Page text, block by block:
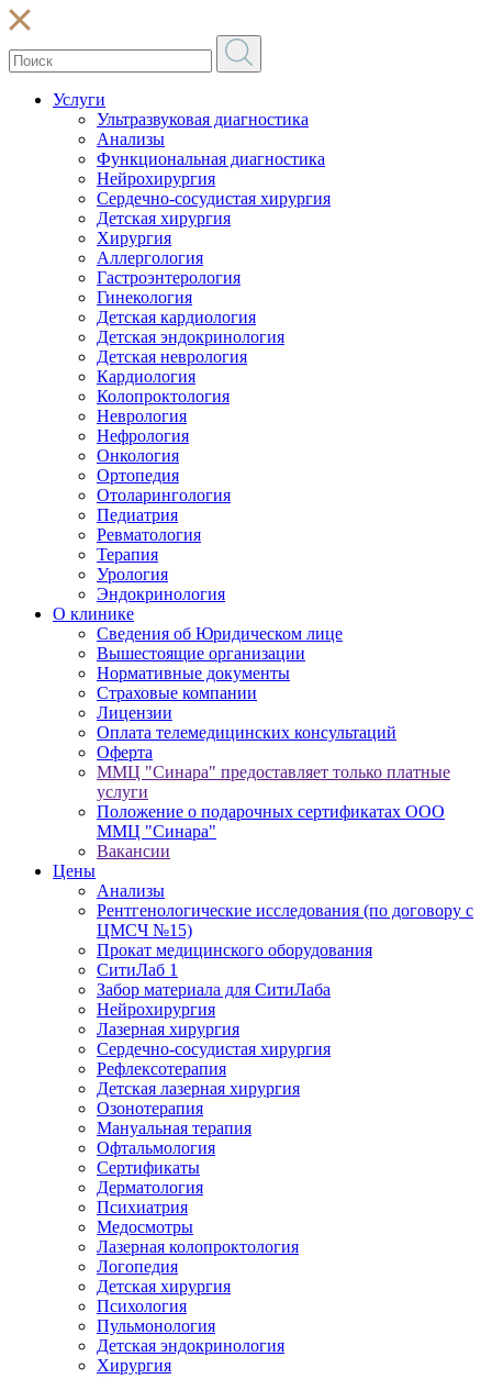
Услуги
Ультразвуковая диагностика
Анализы
Функциональная диагностика
Нейрохирургия
Сердечно-сосудистая хирургия
Детская хирургия
Хирургия
Аллергология
Гастроэнтерология
Гинекология
Детская кардиология
Детская эндокринология
Детская неврология
Кардиология
Колопроктология
Неврология
Нефрология
Онкология
Ортопедия
Отоларингология
Педиатрия
Ревматология
Терапия
Урология
Эндокринология
О клинике
Сведения об Юридическом лице
Вышестоящие организации
Нормативные документы
Cтраховые компании
Лицензии
Оплата телемедицинских консультаций
Оферта
ММЦ "Синара" предоставляет только платные
услуги
Положение о подарочных сертификатах ООО
ММЦ "Синара"
Вакансии
Цены
Анализы
Рентгенологические исследования (по договору с
ЦМСЧ №15)
Прокат медицинского оборудования
СитиЛаб 1
Забор материала для СитиЛаба
Нейрохирургия
Лазерная хирургия
Сердечно-сосудистая хирургия
Рефлексотерапия
Детская лазерная хирургия
Озонотерапия
Мануальная терапия
Офтальмология
Сертификаты
Дерматология
Психиатрия
Медосмотры
Лазерная колопроктология
Логопедия
Детская хирургия
Психология
Пульмонология
Детская эндокринология
Хирургия